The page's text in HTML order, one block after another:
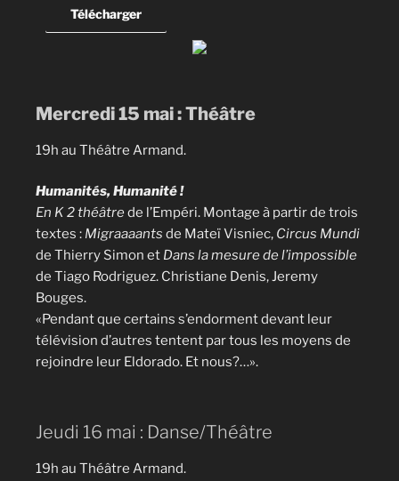
Télécharger
Mercredi 15 mai : Théâtre
19h au Théâtre Armand.
Humanités, Humanité !
En K 2 théâtrede l’Empéri. Montage à partir de trois
textes : Migraaaants de Mateï Visniec, Circus Mundi
de Thierry Simon et Dans la mesure de l’impossible
de Tiago Rodriguez. Christiane Denis, Jeremy
Bouges.
«Pendant que certains s’endorment devant leur
télévision d’autres tentent par tous les moyens de
rejoindre leur Eldorado. Et nous?…».
Jeudi 16 mai : Danse/Théâtre
19h au Théâtre Armand.